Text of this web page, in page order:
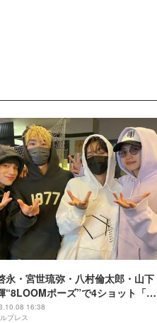
永・宮世琉弥・八村倫太郎・山下
“8LOOMポーズ”で4ショット「激
」「泣ける」と反響続々
16:38
プレス